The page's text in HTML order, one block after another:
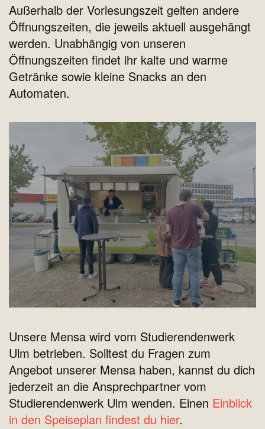
Außerhalb der Vorlesungszeit gelten andere
Öffnungszeiten, die jeweils aktuell ausgehängt
werden. Unabhängig von unseren
Öffnungszeiten findet ihr kalte und warme
Getränke sowie kleine Snacks an den
Automaten.
Unsere Mensa wird vom Studierendenwerk
Ulm betrieben. Solltest du Fragen zum
Angebot unserer Mensa haben, kannst du dich
jederzeit an die Ansprechpartner vom
Studierendenwerk Ulm wenden. Einen Einblick
in den Speiseplan findest du hier.